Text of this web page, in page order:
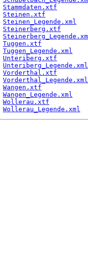
Stammdaten.xtf
Steinen.xtf
Steinen_Legende.xml
Steinerberg.xtf
Tuggen.xtf
Tuggen_Legende.xml
Unteriberg.xtf
Unteriberg_Legende.xml
Vorderthal.xtf
Vorderthal_Legende.xml
Wangen.xtf
Wangen_Legende.xml
Wollerau.xtf
Wollerau_Legende.xml